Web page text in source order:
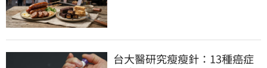
台大醫研究瘦瘦針：13種癌症